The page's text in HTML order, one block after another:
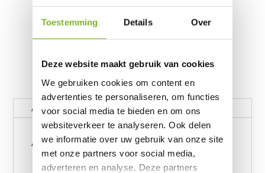
Toestemming Details Over
Deze website maakt gebruik van cookies
We gebruiken cookies om content en
advertenties te personaliseren, om functies
voor social media te bieden en om ons
websiteverkeer te analyseren. Ook delen
we informatie over uw gebruik van onze site
met onze partners voor social media,
adverteren en analyse. Deze partners
Aanvullende informatie
Aanvullende informatie
Gewicht